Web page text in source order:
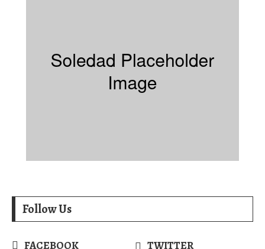
Follow Us
FACEBOOK
TWITTER